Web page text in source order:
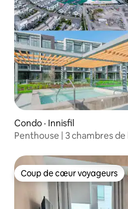
Condo · Innisfil
Penthouse | 3 chambres
Coup de cœur voyageurs
Coup de cœur voyageurs